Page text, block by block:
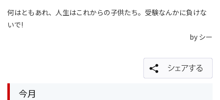
何はともあれ、人生はこれからの子供たち。受験なんかに負けな
いで!
by シー
今月